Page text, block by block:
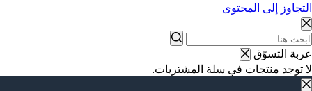
التجاوز إلى المحتوى
عربة التسوّق
لا توجد منتجات في سلة المشتريات.